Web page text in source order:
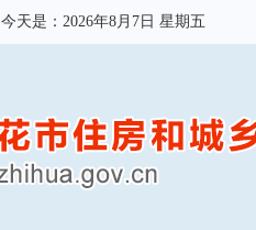
今天是： 2026年8月7日 星期五